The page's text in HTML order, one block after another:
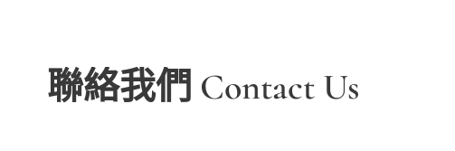
聯絡我們 Contact Us